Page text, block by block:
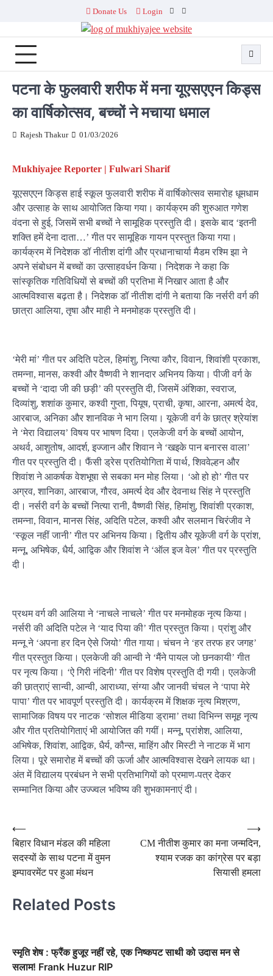
content
Donate Us Login
Facebook
Twitter
पटना के फुलवारी शरीफ में मना यूएसएएन किड्स
का वार्षिकोत्सव, बच्चों ने मचाया धमाल
Rajesh Thakur 01/03/2026
Mukhiyajee Reporter | Fulwari Sharif
यूएसएएन किड्स हाई स्कूल फुलवारी शरीफ में वार्षिकोत्सव समारोह धूमधाम
और उत्साह के साथ आयोजित किया गया। कार्यक्रम की शुरुआत गणेश
वंदना से हुई, जिसमें सभी बच्चों ने सामूहिक प्रस्तुति दी। इसके बाद ‘इतनी
शक्ति हमें देना दाता…’ गीत पर सामूहिक गायन प्रस्तुत किया गया।
कार्यक्रम में निदेशक डॉ नीतीश दांगी और प्रधानाचार्या मैडम रश्मि झा ने
अपने संबोधन में बच्चों का उत्साहवर्धन किया। निदेशक ने कहा कि
सांस्कृतिक गतिविधियों से बच्चों की प्रतिभा में निखार आता है और
आत्मविश्वास बढ़ता है। निदेशक डॉ नीतीश दांगी ने बताया कि नर्सरी वर्ग की
छात्रा आलिया, तृषा और माही ने मनमोहक प्रस्तुति दी।
‘मेरी मां’ गीत पर अदिति पटेल, हिमांशु, नित्या कौर, विवान, शिवांशी प्रकाश,
तमन्ना, मानस, कश्वी और वैष्णवी ने शानदार अभिनय किया। पीजी वर्ग के
बच्चों ने ‘दादा जी की छड़ी’ की प्रस्तुति दी, जिसमें अंशिका, स्वराज,
दिव्यांशु, शशांक कुमार, कश्वी गुप्ता, पियूष, प्राची, कृषा, आरना, अमर्त्य देव,
आरबाज, अनिका और शानविक ने भाग लिया। यूकेजी वर्ग के छात्र श्रेयांश
ने ‘मेरा विद्यालय’ विषय पर भाषण दिया। एलकेजी वर्ग के बच्चों आयोन,
अथर्व, आशुतोष, आदर्श, इज्जान और शिवान ने ‘खइके पान बनारस वाला’
गीत पर प्रस्तुति दी। फैंसी ड्रेस प्रतियोगिता में पार्थ, शिववेल्हन और
शिवांश ने आकर्षक वेशभूषा से सबका मन मोह लिया। ‘ओ हो हो’ गीत पर
अग्रव, शानिका, आरबाज, गौरव, अमर्त्य देव और देवनाथ सिंह ने प्रस्तुति
दी। नर्सरी वर्ग के बच्चों नित्या रानी, वैष्णवी सिंह, हिमांशु, शिवांशी प्रकाश,
तमन्ना, विवान, मानस सिंह, अदिति पटेल, कश्वी और सलमान चिरंजीव ने
‘स्कूल नहीं जानी’ गीत पर अभिनय किया। द्वितीय और यूकेजी वर्ग के प्रांश,
मन्नू, अभिषेक, धैर्य, आद्विक और शिवांश ने ‘ऑल इज वेल’ गीत पर प्रस्तुति
दी।
प्रथम वर्ग की आलिया ने ‘नाचले नाचले’ गीत पर मनमोहक नृत्य किया।
नर्सरी की अदिति पटेल ने ‘याद पिया की’ गीत प्रस्तुत किया। प्रांशु और
मन्नू ने ‘अपना हर दिन ऐसे जियो’ गीत गाया। चंचन ने ‘हर तरफ हर जगह’
गीत प्रस्तुत किया। एलकेजी की आन्वी ने ‘मैंने पायल जो छनकायी’ गीत
पर नृत्य किया। ‘ऐ गिरी नंदिनी’ गीत पर विशेष प्रस्तुति दी गयी। एलकेजी
की छात्राएं सान्वी, आन्वी, आराध्या, संग्या और जानवी चंचल ने ‘पापा मेरे
पापा’ गीत पर भावपूर्ण प्रस्तुति दी। कार्यक्रम में शिक्षक नृत्य मिश्रण,
सामाजिक विषय पर नाटक ‘सोशल मीडिया ड्रामा’ तथा विभिन्न समूह नृत्य
और गीत प्रतियोगिताएं भी आयोजित की गयीं। मन्नू, प्रांशेश, आलिया,
अभिषेक, शिवांश, आद्विक, धैर्य, कौन्स, माहिंग और मिस्टी ने नाटक में भाग
लिया। पूरे समारोह में बच्चों की ऊर्जा और आत्मविश्वास देखने लायक था।
अंत में विद्यालय प्रबंधन ने सभी प्रतिभागियों को प्रमाण-पत्र देकर
सम्मानित किया और उज्ज्वल भविष्य की शुभकामनाएं दी।
Post
navigation
⟵
बिहार विधान मंडल की महिला
सदस्यों के साथ पटना में वुमन
इम्पावरमेंट पर हुआ मंथन
CM नीतीश कुमार का मना जन्मदिन,
श्याम रजक का कांग्रेस पर बड़ा
सियासी हमला
⟶
Related Posts
स्मृति शेष : फ्रैंक हुजूर नहीं रहे, एक निष्कपट साथी को उदास मन से
सलाम! Frank Huzur RIP